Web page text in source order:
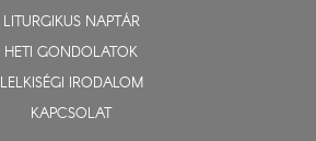
LITURGIKUS NAPTÁR
HETI GONDOLATOK
LELKISÉGI IRODALOM
KAPCSOLAT